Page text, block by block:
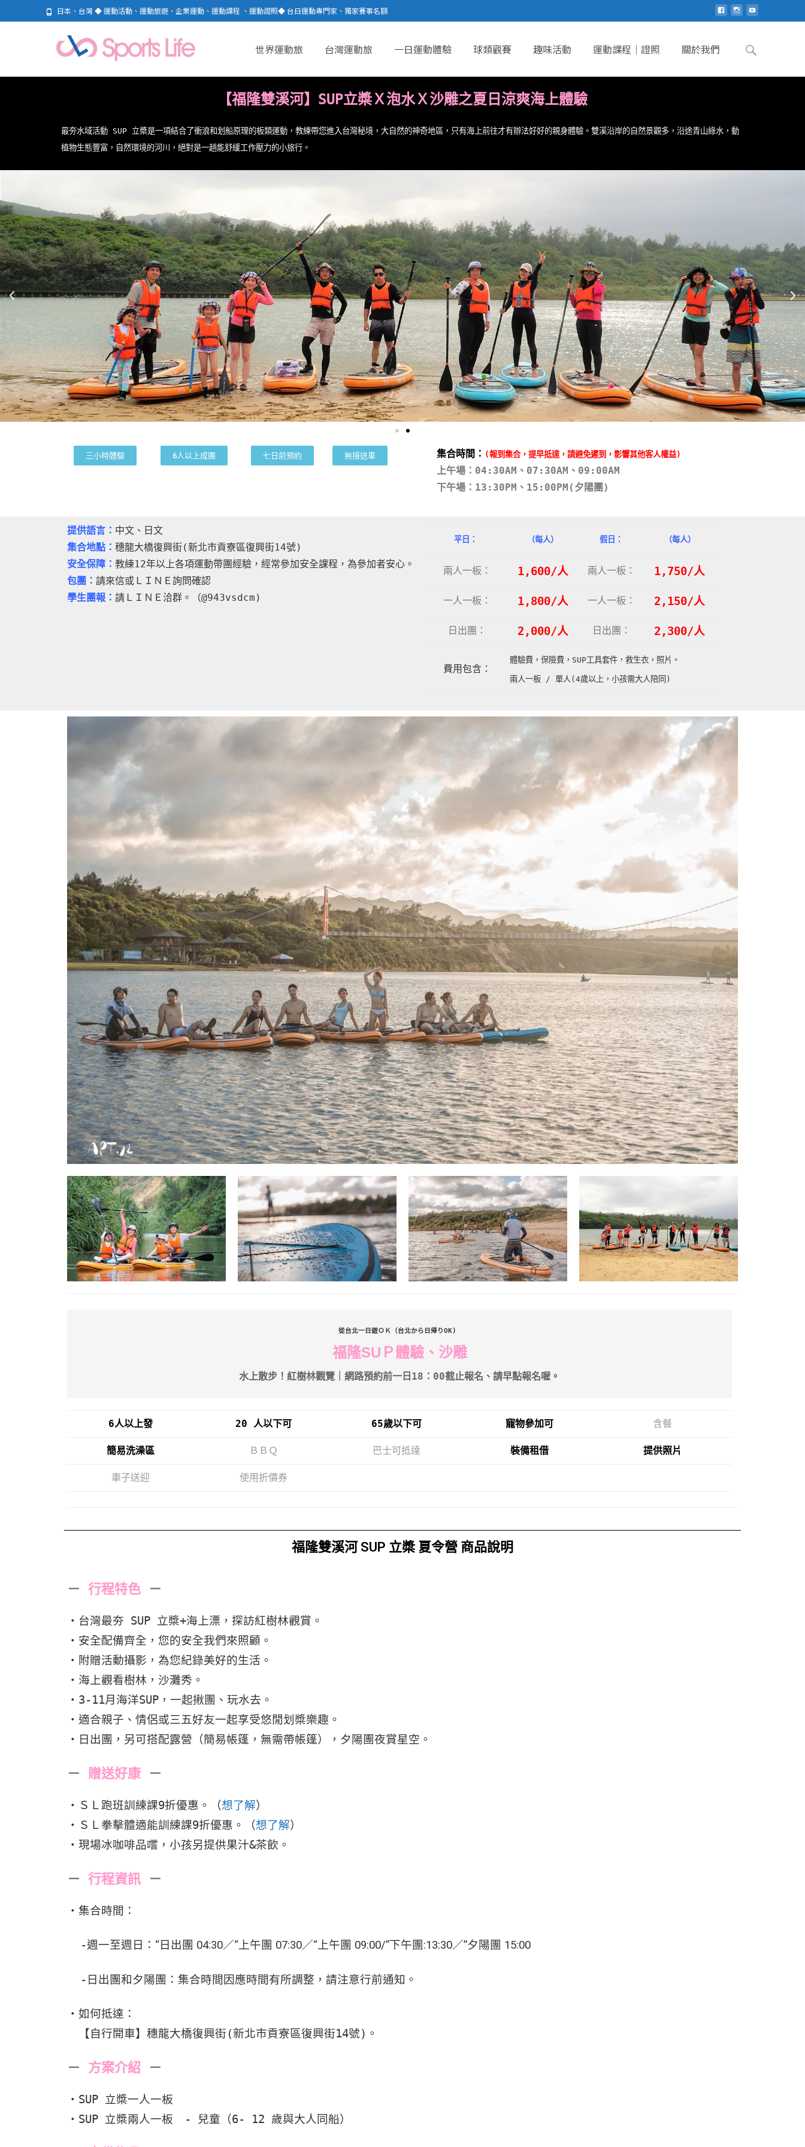
日本、台灣 ◆ 運動活動、運動旅遊、企業運動、運動課程 、運動證照◆ 台日運動專門家、獨家賽事名額
世界運動旅 台灣運動旅 一日運動體驗 球類觀賽 趣味活動 運動課程｜證照 關於我們
【福隆雙溪河】SUP立槳Ｘ泡水Ｘ沙雕之夏日涼爽海上體驗
最夯水域活動 SUP 立槳是一項結合了衝浪和划船原理的板類運動，教練帶您進入台灣秘境，大自然的神奇地區，只有海上前往才有辦法好好的親身體驗。雙溪沿岸的自然景觀多，沿途青山綠水，動
植物生態豐富，自然環境的河川，絕對是一趟能舒緩工作壓力的小旅行。
三小時體驗 6人以上成團 七日前預約 無接送車 集合時間： (報到集合，提早抵達，請避免遲到，影響其他客人權益)
上午場：04:30AM、07:30AM、09:00AM
下午場：13:30PM、15:00PM(夕陽團)
提供語言： 中文、日文
集合地點： 穗龍大橋復興街(新北市貢寮區復興街14號)
安全保障： 教練12年以上各項運動帶團經驗，經常參加安全課程，為參加者安心。
包團： 請來信或ＬＩＮＥ詢問確認
學生團報： 請ＬＩＮＥ洽群。（@943vsdcm)
平日： （每人） 假日： （每人）
兩人一板： 1,600/人 兩人一板： 1,750/人
一人一板： 1,800/人 一人一板： 2,150/人
日出團： 2,000/人 日出團： 2,300/人
費用包含：
體驗費，保險費，SUP工具套件，救生衣，照片。
兩人一板 / 單人(4歲以上，小孩需大人陪同)
從台北一日遊ＯＫ（台北から日帰りOK)
福隆SUＰ體驗、沙雕
水上散步！紅樹林觀覽｜網路預約前一日18：00截止報名、請早點報名喔。
6人以上發 20 人以下可 65歲以下可 寵物參加可 含餐
簡易洗澡區 ＢＢＱ 巴士可抵達 裝備租借 提供照片
車子送迎 使用折價券
福隆雙溪河 SUP 立槳 夏令營 商品說明
－ 行程特色 －
・台灣最夯 SUP 立槳+海上漂，探訪紅樹林觀賞。
・安全配備齊全，您的安全我們來照顧。
・附贈活動攝影，為您紀錄美好的生活。
・海上觀看樹林，沙灘秀。
・3-11月海洋SUP，一起揪團、玩水去。
・適合親子、情侶或三五好友一起享受悠閒划槳樂趣。
・日出團，另可搭配露營（簡易帳篷，無需帶帳篷），夕陽團夜賞星空。
－ 贈送好康 －
・ＳＬ跑班訓練課9折優惠。（想了解）
・ＳＬ拳擊體適能訓練課9折優惠。（想了解）
・現場冰咖啡品嚐，小孩另提供果汁&茶飲。
－ 行程資訊 －
・集合時間：
-週一至週日： “日出 團 04:30／“上午團 07:30／“上午團 09:00/”下午團:13:30／”夕陽團 15:00
-日出團和夕陽團：集合時間因應時間有所調整，請注意行前通知。
・如何抵達：
【自行開車】穗龍大橋復興街(新北市貢寮區復興街14號)。
－ 方案介紹 －
・SUP 立槳一人一板
・SUP 立槳兩人一板 - 兒童（6- 12 歲與大人同船）